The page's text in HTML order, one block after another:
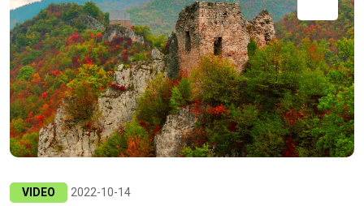
VIDEO 2022-10-14